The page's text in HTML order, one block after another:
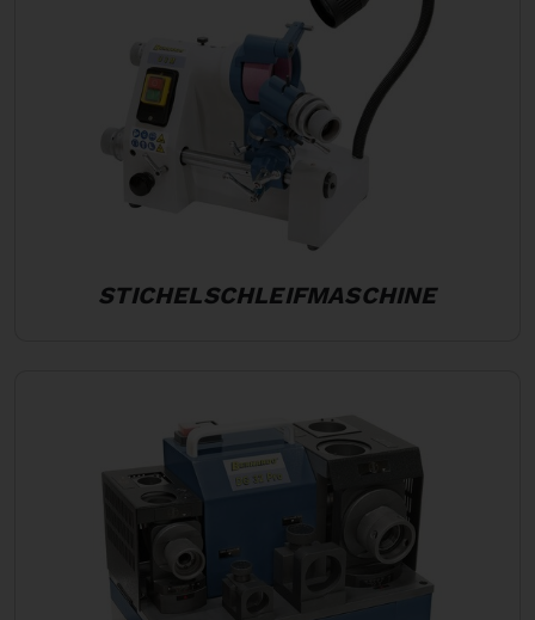
STICHELSCHLEIFMASCHINE